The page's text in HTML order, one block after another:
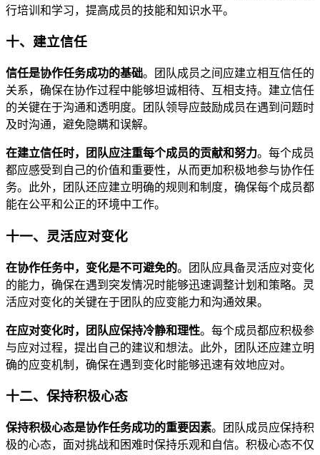
行培训和学习，提高成员的技能和知识水平。
十、建立信任
信任是协作任务成功的基础。团队成员之间应建立相互信任的
关系，确保在协作过程中能够坦诚相待、互相支持。建立信任
的关键在于沟通和透明度。团队领导应鼓励成员在遇到问题时
及时沟通，避免隐瞒和误解。
在建立信任时，团队应注重每个成员的贡献和努力。每个成员
都应感受到自己的价值和重要性，从而更加积极地参与协作任
务。此外，团队还应建立明确的规则和制度，确保每个成员都
能在公平和公正的环境中工作。
十一、灵活应对变化
在协作任务中，变化是不可避免的。团队应具备灵活应对变化
的能力，确保在遇到突发情况时能够迅速调整计划和策略。灵
活应对变化的关键在于团队的应变能力和沟通效果。
在应对变化时，团队应保持冷静和理性。每个成员都应积极参
与应对过程，提出自己的建议和想法。此外，团队还应建立明
确的应变机制，确保在遇到变化时能够迅速有效地应对。
十二、保持积极心态
保持积极心态是协作任务成功的重要因素。团队成员应保持积
极的心态，面对挑战和困难时保持乐观和自信。积极心态不仅